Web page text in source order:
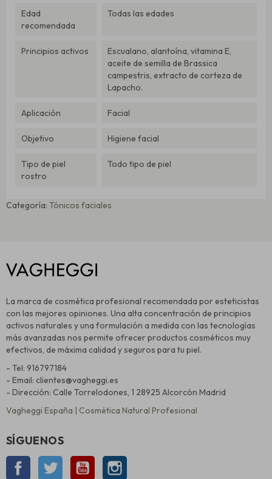
Edad
recomendada
Todas las edades
Principios activos
Escualano, alantoína, vitamina E,
aceite de semilla de Brassica
campestris, extracto de corteza de
Lapacho.
Aplicación Facial
Objetivo Higiene facial
Tipo de piel
rostro
Todo tipo de piel
Categoría: Tónicos faciales
La marca de cosmética profesional recomendada por esteticistas
con las mejores opiniones. Una alta concentración de principios
activos naturales y una formulación a medida con las tecnologías
más avanzadas nos permite ofrecer productos cosméticos muy
efectivos, de máxima calidad y seguros para tu piel.
- Tel: 916797184
- Email: clientes@vagheggi.es
- Dirección: Calle Torrelodones, 1 28925 Alcorcón Madrid
Vagheggi España | Cosmética Natural Profesional
SÍGUENOS
Facebook Twitter YouTube